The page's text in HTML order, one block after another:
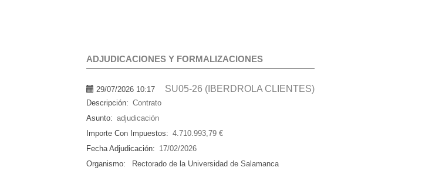
ADJUDICACIONES Y FORMALIZACIONES
29/07/2026 10:17 SU05-26 (IBERDROLA CLIENTES)
Descripción: Contrato
Asunto: adjudicación
Importe Con Impuestos: 4.710.993,79 €
Fecha Adjudicación: 17/02/2026
Organismo:
Rectorado de la Universidad de Salamanca